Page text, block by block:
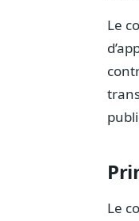
Le
Le